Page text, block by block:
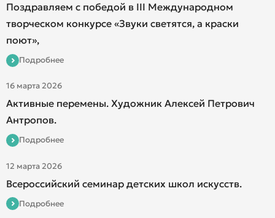
Поздравляем с победой в III Международном
творческом конкурсе «Звуки светятся, а краски
поют»,
Подробнее
16 марта 2026
Активные перемены. Художник Алексей Петрович
Антропов.
Подробнее
12 марта 2026
Всероссийский семинар детских школ искусств.
Подробнее